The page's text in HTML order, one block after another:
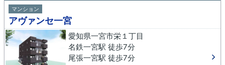
マンション
アヴァンセ一宮
愛知県一宮市栄１丁目
名鉄一宮駅 徒歩7分
尾張一宮駅 徒歩7分